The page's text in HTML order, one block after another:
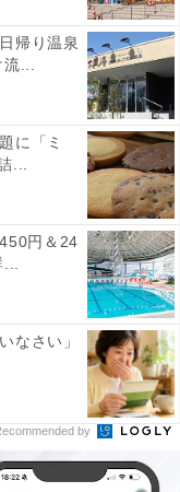
帰り温泉
...
に「ミ
...
円＆24
なさい」
by